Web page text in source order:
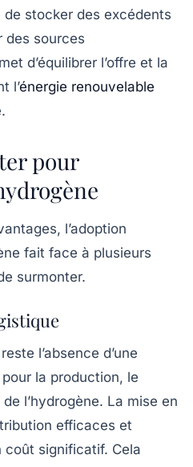
stocker des excédents
des sources
d’équilibrer l’offre et la
l’énergie renouvelable
pour
l’adoption
fait face à plusieurs
surmonter.
l’absence d’une
la production, le
l’hydrogène. La mise en
efficaces et
coût significatif. Cela